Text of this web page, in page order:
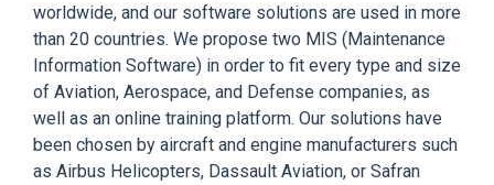
worldwide, and our software solutions are used in more
than 20 countries. We propose two MIS (Maintenance
Information Software) in order to fit every type and size
of Aviation, Aerospace, and Defense companies, as
well as an online training platform. Our solutions have
been chosen by aircraft and engine manufacturers such
as Airbus Helicopters, Dassault Aviation, or Safran